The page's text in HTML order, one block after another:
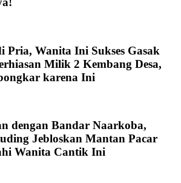
Pria, Wanita Ini Sukses Gasak
Milik 2 Kembang Desa,
karena Ini
dengan Bandar Naarkoba,
Jebloskan Mantan Pacar
Wanita Cantik Ini